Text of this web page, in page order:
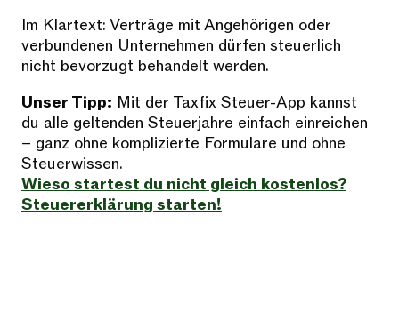
Im Klartext: Verträge mit Angehörigen oder
verbundenen Unternehmen dürfen steuerlich
nicht bevorzugt behandelt werden.
Unser Tipp: Mit der Taxfix Steuer-App kannst
du alle geltenden Steuerjahre einfach einreichen
– ganz ohne komplizierte Formulare und ohne
Steuerwissen.
Wieso startest du nicht gleich kostenlos?
Steuererklärung starten!